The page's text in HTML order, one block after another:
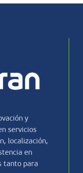
y
servicios
localización,
en
tanto para